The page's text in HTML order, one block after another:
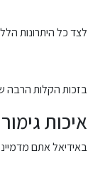
לצד כל היתרונות
בזכות הקלות הרבה
איכות
באידיאל אתם